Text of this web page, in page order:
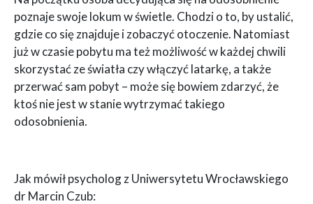
poznaje swoje lokum w świetle. Chodzi o to, by ustalić,
gdzie co się znajduje i zobaczyć otoczenie. Natomiast
już w czasie pobytu ma też możliwość w każdej chwili
skorzystać ze światła czy włączyć latarkę, a także
przerwać sam pobyt – może się bowiem zdarzyć, że
ktoś nie jest w stanie wytrzymać takiego
odosobnienia.
Jak mówił psycholog z Uniwersytetu Wrocławskiego
dr Marcin Czub: